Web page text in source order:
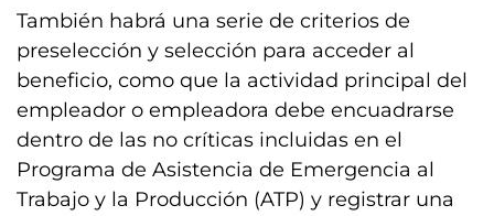
También habrá una serie de criterios de
preselección y selección para acceder al
beneficio, como que la actividad principal del
empleador o empleadora debe encuadrarse
dentro de las no críticas incluidas en el
Programa de Asistencia de Emergencia al
Trabajo y la Producción (ATP) y registrar una